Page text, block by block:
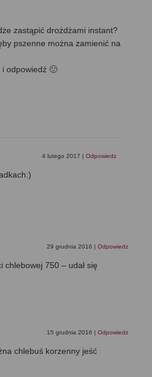
zastąpić drożdżami instant?
pszenne można zamienić na
odpowiedź 🙂
4 lutego 2017 | Odpowiedz
29 grudnia 2016 | Odpowiedz
chlebowej 750 – udał się
15 grudnia 2016 | Odpowiedz
chlebuś korzenny jeść